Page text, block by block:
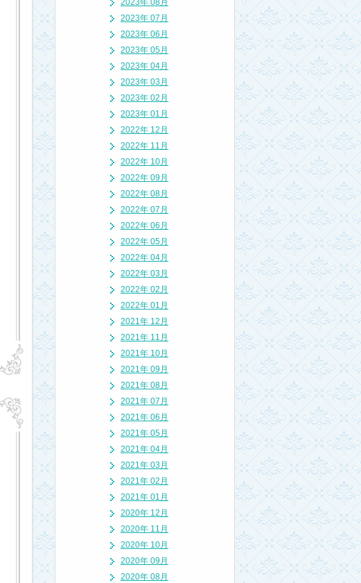
2023年 08月
2023年 07月
2023年 06月
2023年 05月
2023年 04月
2023年 03月
2023年 02月
2023年 01月
2022年 12月
2022年 11月
2022年 10月
2022年 09月
2022年 08月
2022年 07月
2022年 06月
2022年 05月
2022年 04月
2022年 03月
2022年 02月
2022年 01月
2021年 12月
2021年 11月
2021年 10月
2021年 09月
2021年 08月
2021年 07月
2021年 06月
2021年 05月
2021年 04月
2021年 03月
2021年 02月
2021年 01月
2020年 12月
2020年 11月
2020年 10月
2020年 09月
2020年 08月